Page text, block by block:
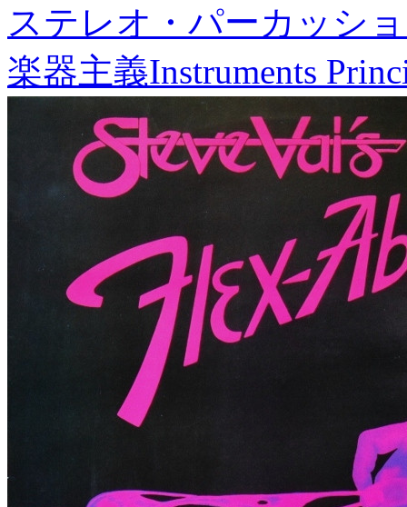
ステレオ・パーカッシ
楽器主義Instruments